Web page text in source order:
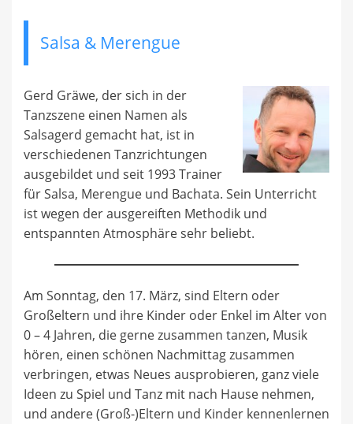
Salsa & Merengue
Gerd Gräwe, der sich in der
Tanzszene einen Namen als
Salsagerd gemacht hat, ist in
verschiedenen Tanzrichtungen
ausgebildet und seit 1993 Trainer
für Salsa, Merengue und Bachata. Sein Unterricht
ist wegen der ausgereiften Methodik und
entspannten Atmosphäre sehr beliebt.
Am Sonntag, den 17. März, sind Eltern oder
Großeltern und ihre Kinder oder Enkel im Alter von
0 – 4 Jahren, die gerne zusammen tanzen, Musik
hören, einen schönen Nachmittag zusammen
verbringen, etwas Neues ausprobieren, ganz viele
Ideen zu Spiel und Tanz mit nach Hause nehmen,
und andere (Groß-)Eltern und Kinder kennenlernen